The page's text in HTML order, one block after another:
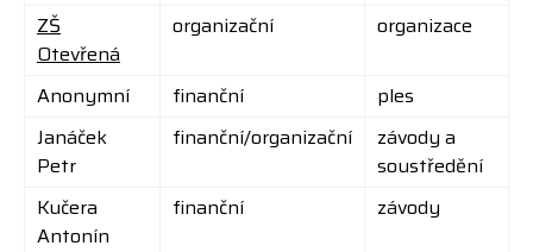
ZŠ
Otevřená
organizační organizace
Anonymní finanční
ples
Janáček
Petr
finanční/organizační
závody a
soustředění
Kučera
Antonín
finanční závody